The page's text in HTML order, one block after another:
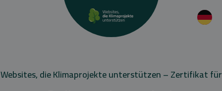
Websites, die Klimaprojekte unterstützen – Zertifikat für